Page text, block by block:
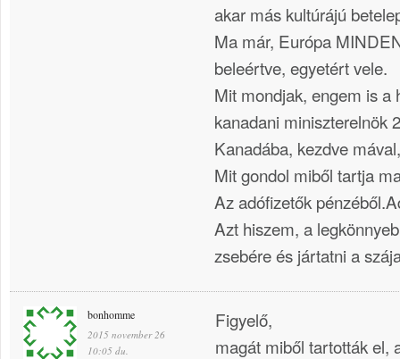
akar más kultúrájú
Ma már, Európa
beleértve, egyetért vele.
Mit mondjak, engem is a
kanadani miniszterelnök
Kanadába, kezdve
Mit gondol miből tartja
Az adófizetők
Azt hiszem, a
zsebére és jártatni a
bonhomme
2015 november 26
10:05 du.
Figyelő,
magát miből tartották el,